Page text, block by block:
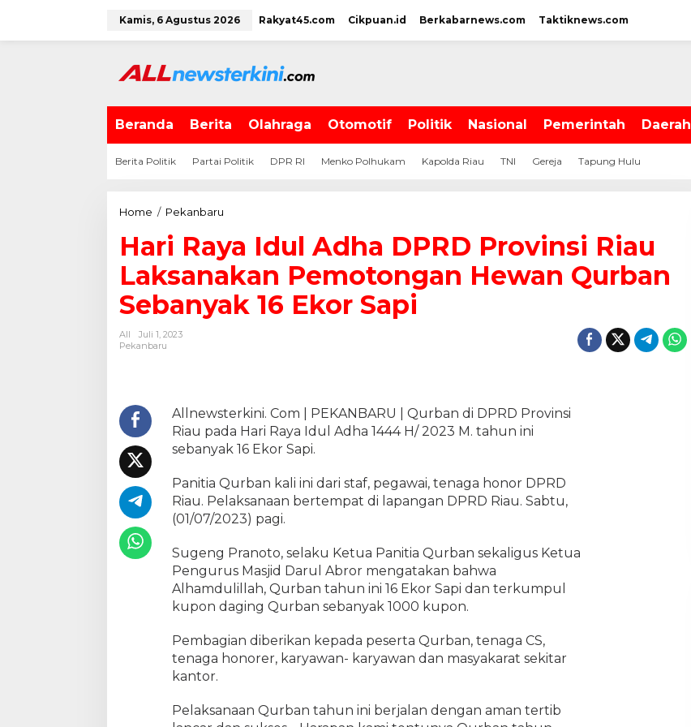
w
Kamis, 6 Agustus 2026 Rakyat45.com Cikpuan.id Berkabarnews.com Taktiknews.com
Beranda Berita Olahraga Otomotif Politik Nasional Pemerintah Daerah
Berita Politik Partai Politik DPR RI Menko Polhukam Kapolda Riau TNI Gereja Tapung Hulu
Home / Pekanbaru
r
i
R
y
A
d
h
a
P
R
D
o
v
i
i
R
u
Hari Raya Idul Adha DPRD Provinsi Riau
Laksanakan Pemotongan Hewan Qurban
Sebanyak 16 Ekor Sapi
All
Juli 1, 2023
Pekanbaru
Allnewsterkini. Com | PEKANBARU | Qurban di DPRD Provinsi
Riau pada Hari Raya Idul Adha 1444 H/ 2023 M. tahun ini
sebanyak 16 Ekor Sapi.
Panitia Qurban kali ini dari staf, pegawai, tenaga honor DPRD
Riau. Pelaksanaan bertempat di lapangan DPRD Riau. Sabtu,
(01/07/2023) pagi.
Sugeng Pranoto, selaku Ketua Panitia Qurban sekaligus Ketua
Pengurus Masjid Darul Abror mengatakan bahwa
Alhamdulillah, Qurban tahun ini 16 Ekor Sapi dan terkumpul
kupon daging Qurban sebanyak 1000 kupon.
Pembagian diberikan kepada peserta Qurban, tenaga CS,
tenaga honorer, karyawan- karyawan dan masyakarat sekitar
kantor.
Pelaksanaan Qurban tahun ini berjalan dengan aman tertib